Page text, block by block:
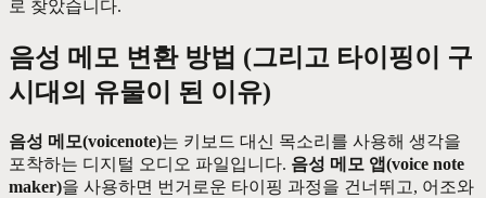
로 찾았습니다.
음성 메모 변환 방법 (그리고 타이핑이 구
시대의 유물이 된 이유)
음성 메모(voicenote)는 키보드 대신 목소리를 사용해 생각을
포착하는 디지털 오디오 파일입니다. 음성 메모 앱(voice note
maker)을 사용하면 번거로운 타이핑 과정을 건너뛰고, 어조와